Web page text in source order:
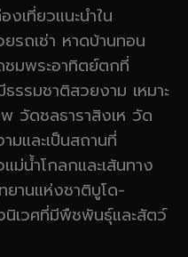
เที่ยวแนะนำใน
รถเช่า หาดบ้านทอน
ชมพระอาทิตย์ตกที่
รรมชาติสวยงาม เหมาะ
วัดชลธาราสิงเห วัด
มและเป็นสถานที่
น้ำโกลกและเส้นทาง
ยานแห่งชาติบูโด-
นิเวศที่มีพืชพันธุ์และสัตว์